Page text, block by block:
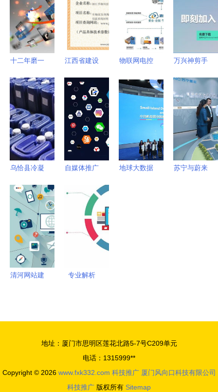
十二年磨一
睿科技全网
推广，革新
口碑营销服
务模式立行
业标杆
江西省建设
广项目证书
助力绿色建
筑创新 重
庆孚瓯绿建
科技与九正
物联网技术
践
物联网电控
广困境到小
爆发的蜕变
之路
万兴神剪手
春化市场与
物联网新机
遇
乌恰县冷凝
剂订制 优
化微生物环
境与应用服
务解析
自媒体推广
做？教你10
个内部技
巧，打响应
用服务品牌
地球大数据
苏宁与蔚来
清河网站建
测（2025
专业解析
地址：厦门市思明区莲花北路5-7号C209单元
电话：1315999**
Copyright © 2026 www.fxk332.com 科技推广 厦门风向口科技有限公司
科技推广 版权所有 Sitemap